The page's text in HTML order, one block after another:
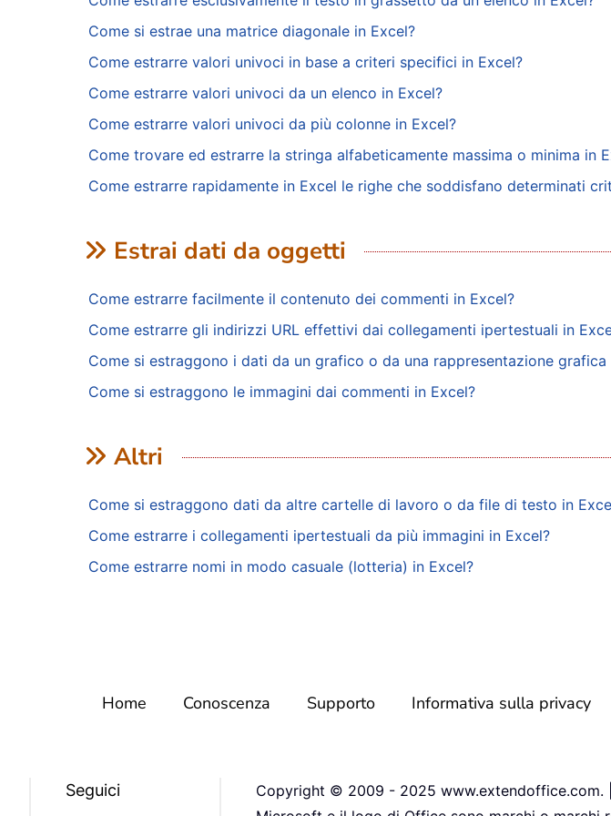
Come si estrae una matrice diagonale in Excel?
Come estrarre valori univoci in base a criteri specifici in Excel?
Come estrarre valori univoci da un elenco in Excel?
Come estrarre valori univoci da più colonne in Excel?
Come trovare ed estrarre la stringa alfabeticamente massima o minima in
Come estrarre rapidamente in Excel le righe che soddisfano determinati
Estrai dati da oggetti
Come estrarre facilmente il contenuto dei commenti in Excel?
Come estrarre gli indirizzi URL effettivi dai collegamenti ipertestuali in
Come si estraggono i dati da un grafico o da una rappresentazione grafica
Come si estraggono le immagini dai commenti in Excel?
Altri
Come si estraggono dati da altre cartelle di lavoro o da file di testo in
Come estrarre i collegamenti ipertestuali da più immagini in Excel?
Come estrarre nomi in modo casuale (lotteria) in Excel?
Home Conoscenza Supporto Informativa sulla privacy
Seguici
Copyright © 2009 - 2025 www.extendoffice.com.